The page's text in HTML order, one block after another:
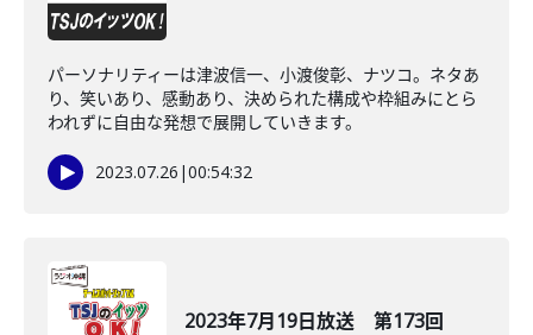
パーソナリティーは津波信一、小渡俊彰、ナツコ。ネタあ
り、笑いあり、感動あり、決められた構成や枠組みにとら
われずに自由な発想で展開していきます。
2023.07.26 |00:54:32
2023年7月19日放送 第173回